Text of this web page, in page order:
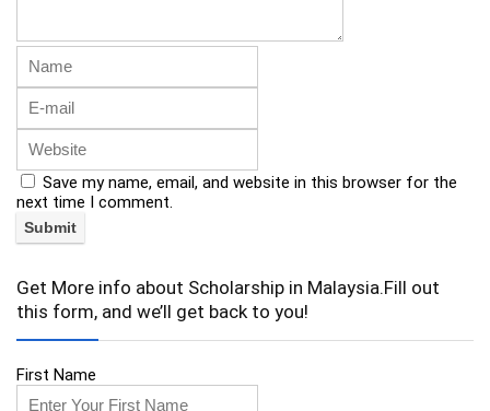
Save my name, email, and website in this browser for the
next time I comment.
Get More info about Scholarship in Malaysia.Fill out
this form, and we’ll get back to you!
First Name